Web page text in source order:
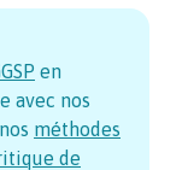
en
avec nos
méthodes
de